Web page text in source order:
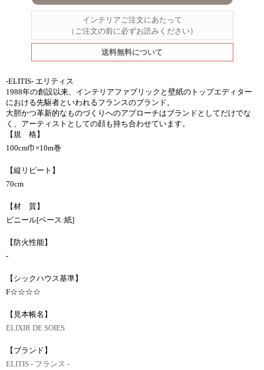
インテリアご注文にあたって
（ご注文の前に必ずお読みください）
送料無料について
-ELITIS- エリティス
1988年の創設以来、インテリアファブリックと壁紙のトップエディター
における先駆者といわれるフランスのブランド。
大胆かつ革新的なものづくりへのアプローチはブランドとしてだけでな
く、アーティストとしての顔も持ち合わせています。
【規 格】
100cm巾×10m巻
【縦リピート】
70cm
【材 質】
ビニール[ベース:紙]
【防火性能】
-
【シックハウス基準】
F☆☆☆☆
【見本帳名】
ELIXIR DE SOIES
【ブランド】
ELITIS - フランス -